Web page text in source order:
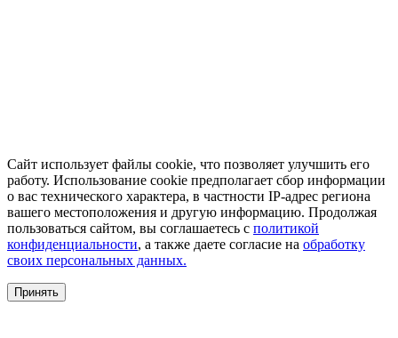
Сайт использует файлы cookie, что позволяет улучшить его
работу. Использование cookie предполагает сбор информации
о вас технического характера, в частности IP-адрес региона
вашего местоположения и другую информацию. Продолжая
пользоваться сайтом, вы соглашаетесь с политикой
конфиденциальности, а также даете согласие на обработку
своих персональных данных.
Принять